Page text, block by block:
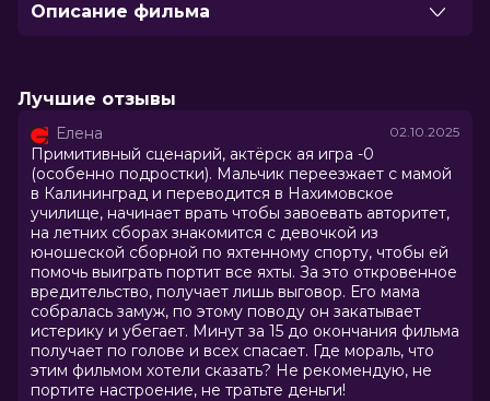
Описание фильма
жизнь: другое учебное заведение –
знакомства, новые друзья, новые обстоятельства и
заботы… Он сходу решает завоевать авторитет и
представляется родным братом легендарных
нахимовцев Логиновых. И план поначалу работает –
популярность позволяет ему стать звездой класса.
Оценка 5.9/ 10 (4 643 голоса)
Год
2025
Страна
Россия
Режиссер
Дмитрий Губарев
Актеры
Илья Малаков, Даниил Ходунов,
Никита Ходунов, Анна Большова,
Лучшие отзывы
Елена 02.10.2025
Примитивный сценарий, актёрск ая игра -0
(особенно подростки). Мальчик переезжает с мамой
в Калининград и переводится в Нахимовское
училище, начинает врать чтобы завоевать авторитет,
на летних сборах знакомится с девочкой из
юношеской сборной по яхтенному спорту, чтобы ей
помочь выиграть портит все яхты. За это откровенное
вредительство, получает лишь выговор. Его мама
собралась замуж, по этому поводу он закатывает
истерику и убегает. Минут за 15 до окончания фильма
получает по голове и всех спасает. Где мораль, что
этим фильмом хотели сказать? Не рекомендую, не
портите настроение, не тратьте деньги!